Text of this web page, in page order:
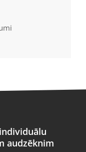
audzēknim